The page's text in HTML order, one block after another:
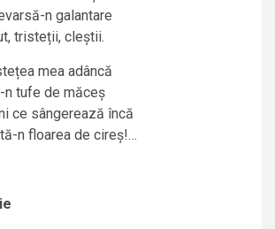
n galantare
tristeții, cleștii.
mea adâncă
tufe de măceș
ce sângerează încă
n floarea de cireș!…